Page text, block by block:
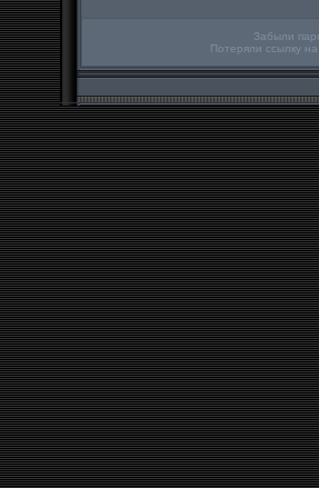
Забыли
Потеряли ссылку